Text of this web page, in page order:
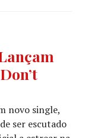
novo single,
ser escutado